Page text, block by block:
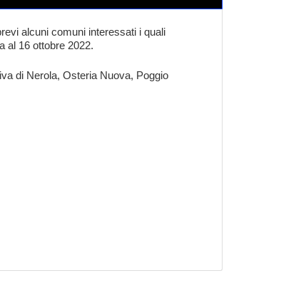
alcuni comuni interessati i quali
al 16 ottobre 2022.
di Nerola, Osteria Nuova, Poggio